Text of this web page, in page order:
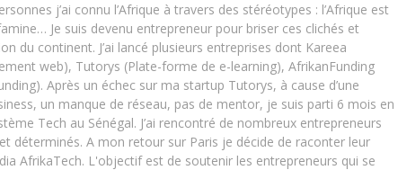
j’ai connu l’Afrique à travers des stéréotypes : l’Afrique est
Je suis devenu entrepreneur pour briser ces clichés et
du continent. J’ai lancé plusieurs entreprises dont Kareea
web), Tutorys (Plate-forme de e-learning), AfrikanFunding
Après un échec sur ma startup Tutorys, à cause d’une
un manque de réseau, pas de mentor, je suis parti 6 mois en
Tech au Sénégal. J’ai rencontré de nombreux entrepreneurs
déterminés. A mon retour sur Paris je décide de raconter leur
AfrikaTech. L'objectif est de soutenir les entrepreneurs qui se